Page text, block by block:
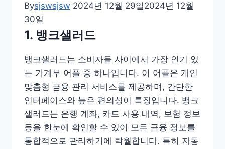
Bysjswsjsw 2024년 12월 29일2024년 12월
30일
1. 뱅크샐러드
뱅크샐러드는 소비자들 사이에서 가장 인기 있
는 가계부 어플 중 하나입니다. 이 어플은 개인
맞춤형 금융 관리 서비스를 제공하며, 간단한
인터페이스와 높은 편의성이 특징입니다. 뱅크
샐러드는 은행 계좌, 카드 사용 내역, 보험 정보
등을 한눈에 확인할 수 있어 모든 금융 정보를
통합적으로 관리하기에 탁월합니다. 특히 자동